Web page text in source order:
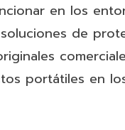
en los
de
portátiles en